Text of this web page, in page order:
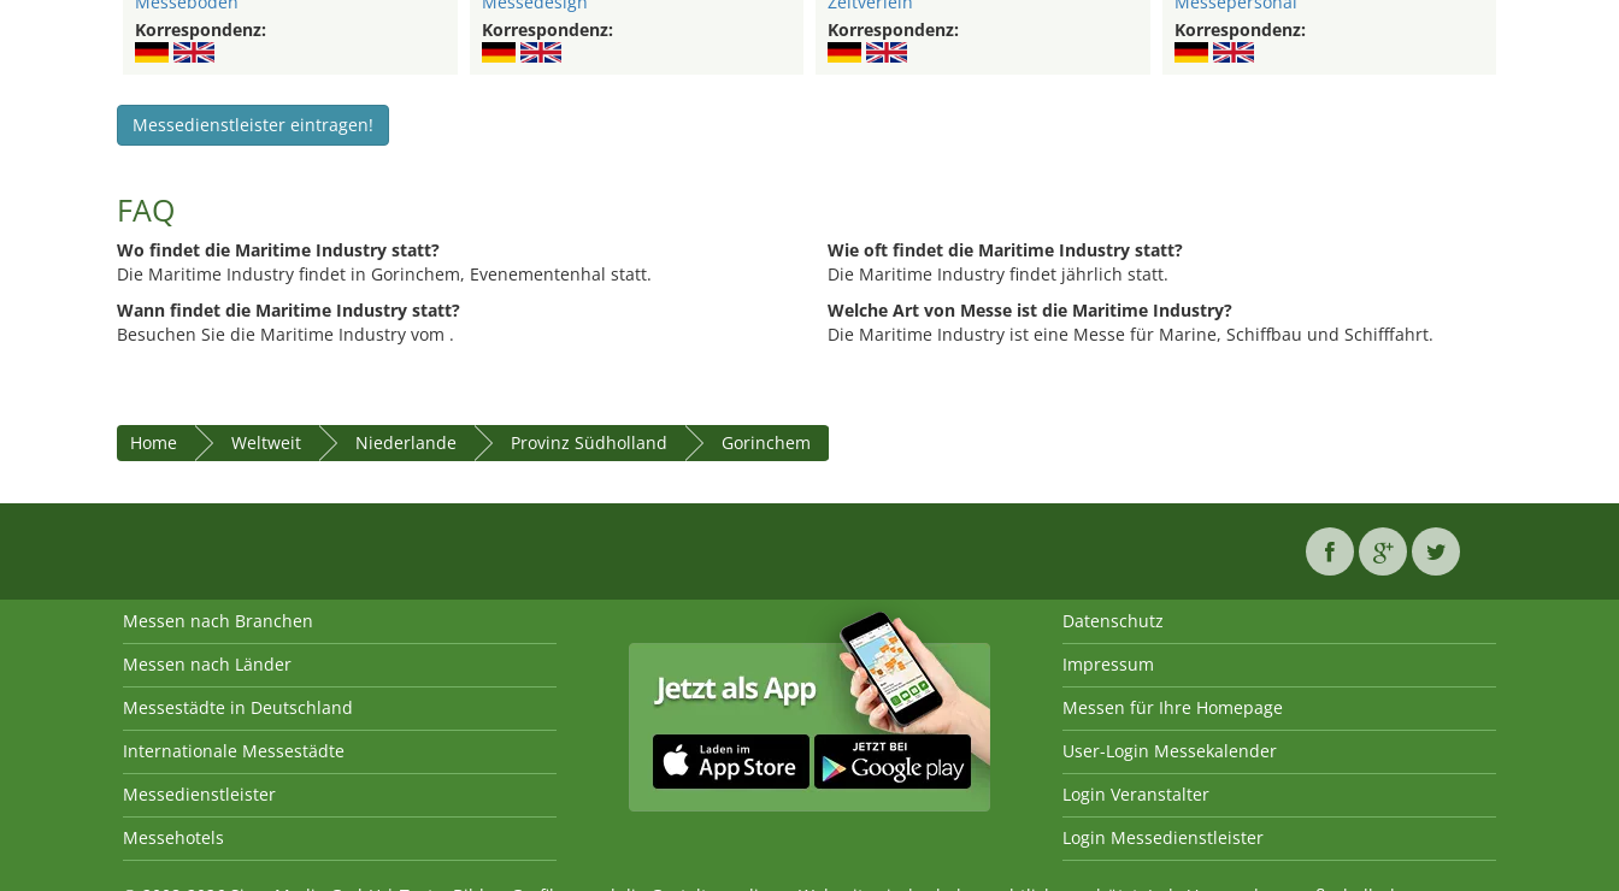
Korrespondenz:
Korrespondenz:
Korrespondenz:
Korrespondenz:
Messedienstleister eintragen!
FAQ
Wo findet die Maritime Industry statt?
Die Maritime Industry findet in Gorinchem, Evenementenhal statt.
Wann findet die Maritime Industry statt?
Besuchen Sie die Maritime Industry vom .
Wie oft findet die Maritime Industry statt?
Die Maritime Industry findet jährlich statt.
Welche Art von Messe ist die Maritime Industry?
Die Maritime Industry ist eine Messe für Marine, Schiffbau und Schifffahrt.
Home Weltweit Niederlande Provinz Südholland Gorinchem
Messen nach Branchen
Messen nach Länder
Messestädte in Deutschland
Internationale Messestädte
Messedienstleister
Messehotels
Datenschutz
Impressum
Messen für Ihre Homepage
User-Login Messekalender
Login Veranstalter
Login Messedienstleister